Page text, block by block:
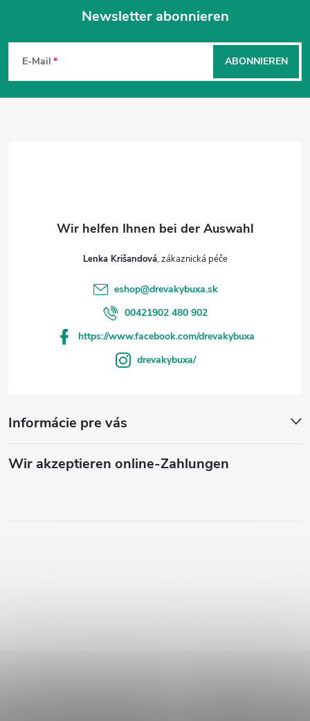
F
ß
z
Newsletter abonnieren
E-Mail ABONNIEREN
Lenka Krišandová
eshop@drevakybuxa.sk
00421902 480 902
https://www.facebook.com/drevakybuxa
drevakybuxa/
Informácie pre vás
Wir akzeptieren online-Zahlungen